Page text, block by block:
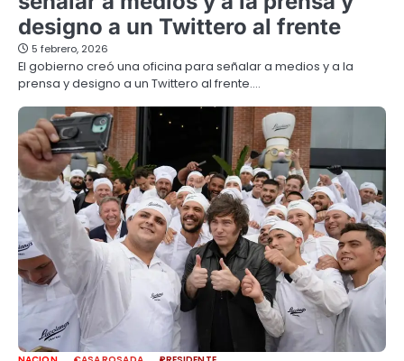
designo a un Twittero al frente
5 febrero, 2026
El gobierno creó una oficina para señalar a medios y a la
prensa y designo a un Twittero al frente.…